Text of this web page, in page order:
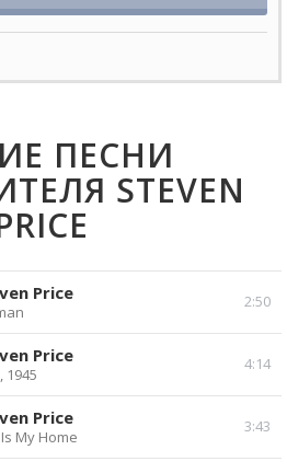
ПЕСНИ
STEVEN
2:50
Price
4:14
Price
1945
3:43
Price
My Home